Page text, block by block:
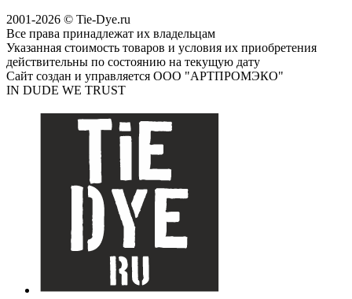
2001-2026 © Tie-Dye.ru
Все права принадлежат их владельцам
Указанная стоимость товаров и условия их приобретения
действительны по состоянию на текущую дату
Сайт создан и управляется ООО "АРТПРОМЭКО"
IN DUDE WE TRUST